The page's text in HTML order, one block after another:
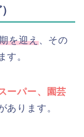
を迎え、その
す。
ーパー、園芸
あります。